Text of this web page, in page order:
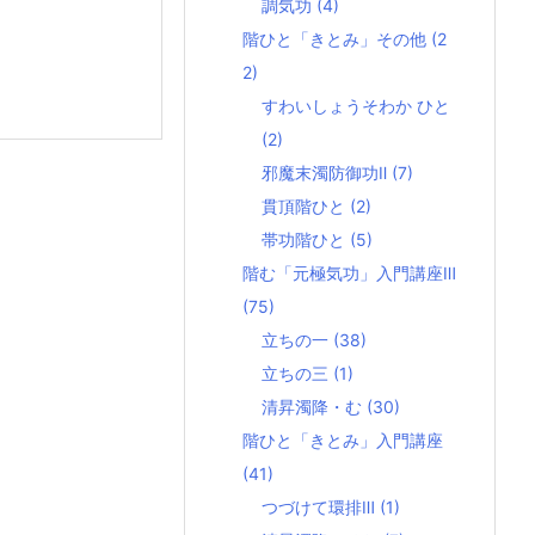
調気功 (4)
階ひと「きとみ」その他 (2
2)
すわいしょうそわか ひと
(2)
邪魔末濁防御功Ⅱ (7)
貫頂階ひと (2)
帯功階ひと (5)
階む「元極気功」入門講座Ⅲ
(75)
立ちの一 (38)
立ちの三 (1)
清昇濁降・む (30)
階ひと「きとみ」入門講座
(41)
つづけて環排Ⅲ (1)